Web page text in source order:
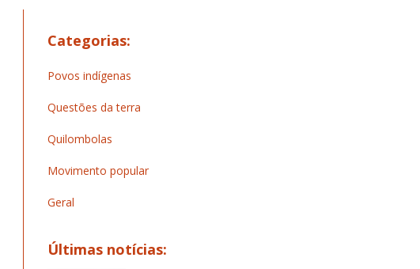
Categorias:
Povos indígenas
Questões da terra
Quilombolas
Movimento popular
Geral
Últimas notícias: